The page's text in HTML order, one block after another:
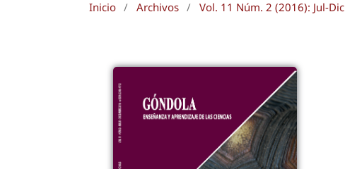
Inicio / Archivos / Vol. 11 Núm. 2 (2016): Jul-Dic